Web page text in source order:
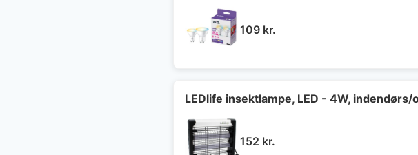
109 kr.
LEDlife insektlampe, LED - 4W,
152 kr.